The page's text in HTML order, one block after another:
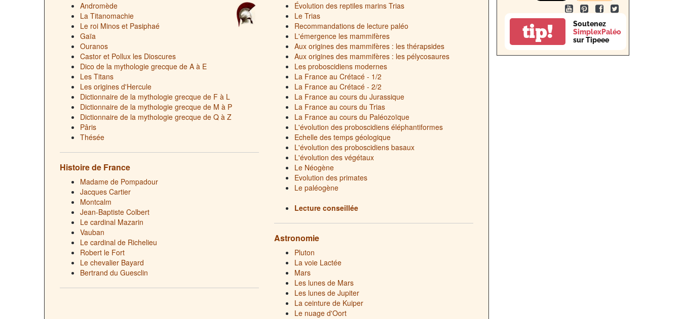
Andromède
La Titanomachie
Le roi Minos et Pasiphaé
Gaïa
Ouranos
Castor et Pollux les Dioscures
Dico de la mythologie grecque de A à E
Les Titans
Les origines d'Hercule
Dictionnaire de la mythologie grecque de F à L
Dictionnaire de la mythologie grecque de M à P
Dictionnaire de la mythologie grecque de Q à Z
Pâris
Thésée
Histoire de France
Madame de Pompadour
Jacques Cartier
Montcalm
Jean-Baptiste Colbert
Le cardinal Mazarin
Vauban
Le cardinal de Richelieu
Robert le Fort
Le chevalier Bayard
Bertrand du Guesclin
Évolution des reptiles marins Trias
Le Trias
Recommandations de lecture paléo
L'émergence les mammifères
Aux origines des mammifères : les thérapsides
Aux origines des mammifères : les pélycosaures
Les proboscidiens modernes
La France au Crétacé - 1/2
La France au Crétacé - 2/2
La France au cours du Jurassique
La France au cours du Trias
La France au cours du Paléozoïque
L'évolution des proboscidiens éléphantiformes
Echelle des temps géologique
L'évolution des proboscidiens basaux
L'évolution des végétaux
Le Néogène
Evolution des primates
Le paléogène
Lecture conseillée
Astronomie
Pluton
La voie Lactée
Mars
Les lunes de Mars
Les lunes de Jupiter
La ceinture de Kuiper
Le nuage d'Oort
tip!
Soutenez
SimplexPaléo
sur Tipeee